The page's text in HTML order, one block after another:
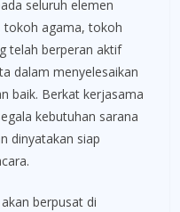
seluruh elemen
tokoh agama, tokoh
telah berperan aktif
dalam menyelesaikan
baik. Berkat kerjasama
kebutuhan sarana
dinyatakan siap
berpusat di